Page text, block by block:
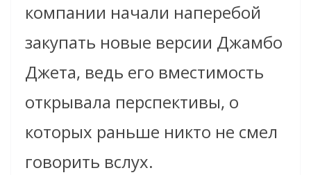
компании начали наперебой
закупать новые версии Джамбо
Джета, ведь его вместимость
открывала перспективы, о
которых раньше никто не смел
говорить вслух.